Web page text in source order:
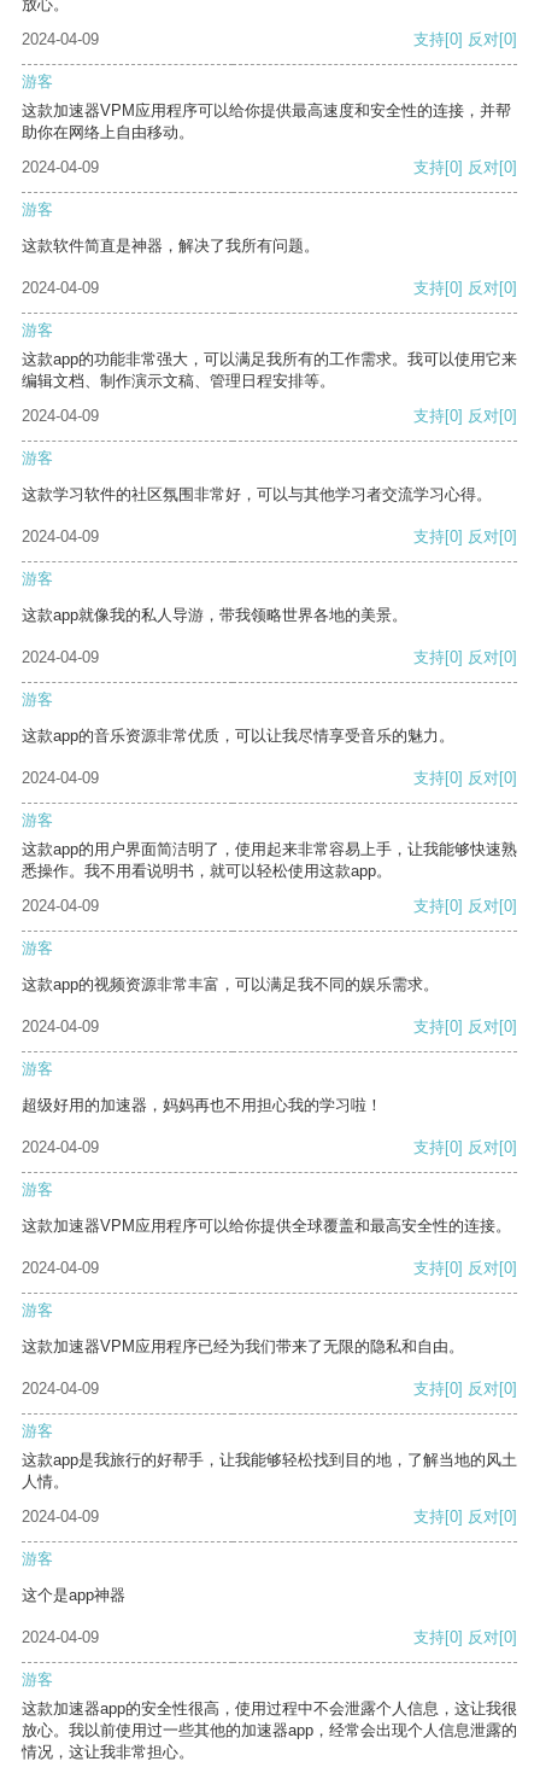
放心。
2024-04-09
支持[0] 反对[0]
游客
这款加速器VPM应用程序可以给你提供最高速度和安全性的连接，并帮
助你在网络上自由移动。
2024-04-09
支持[0] 反对[0]
游客
这款软件简直是神器，解决了我所有问题。
2024-04-09 支持[0] 反对[0]
游客
这款app的功能非常强大，可以满足我所有的工作需求。我可以使用它来
编辑文档、制作演示文稿、管理日程安排等。
2024-04-09
支持[0] 反对[0]
游客
这款学习软件的社区氛围非常好，可以与其他学习者交流学习心得。
2024-04-09 支持[0] 反对[0]
游客
这款app就像我的私人导游，带我领略世界各地的美景。
2024-04-09 支持[0] 反对[0]
游客
这款app的音乐资源非常优质，可以让我尽情享受音乐的魅力。
2024-04-09 支持[0] 反对[0]
游客
这款app的用户界面简洁明了，使用起来非常容易上手，让我能够快速熟
悉操作。我不用看说明书，就可以轻松使用这款app。
2024-04-09
支持[0] 反对[0]
游客
这款app的视频资源非常丰富，可以满足我不同的娱乐需求。
2024-04-09 支持[0] 反对[0]
游客
超级好用的加速器，妈妈再也不用担心我的学习啦！
2024-04-09 支持[0] 反对[0]
游客
这款加速器VPM应用程序可以给你提供全球覆盖和最高安全性的连接。
2024-04-09 支持[0] 反对[0]
游客
这款加速器VPM应用程序已经为我们带来了无限的隐私和自由。
2024-04-09 支持[0] 反对[0]
游客
这款app是我旅行的好帮手，让我能够轻松找到目的地，了解当地的风土
人情。
2024-04-09
支持[0] 反对[0]
游客
这个是app神器
2024-04-09 支持[0] 反对[0]
游客
这款加速器app的安全性很高，使用过程中不会泄露个人信息，这让我很
放心。我以前使用过一些其他的加速器app，经常会出现个人信息泄露的
情况，这让我非常担心。